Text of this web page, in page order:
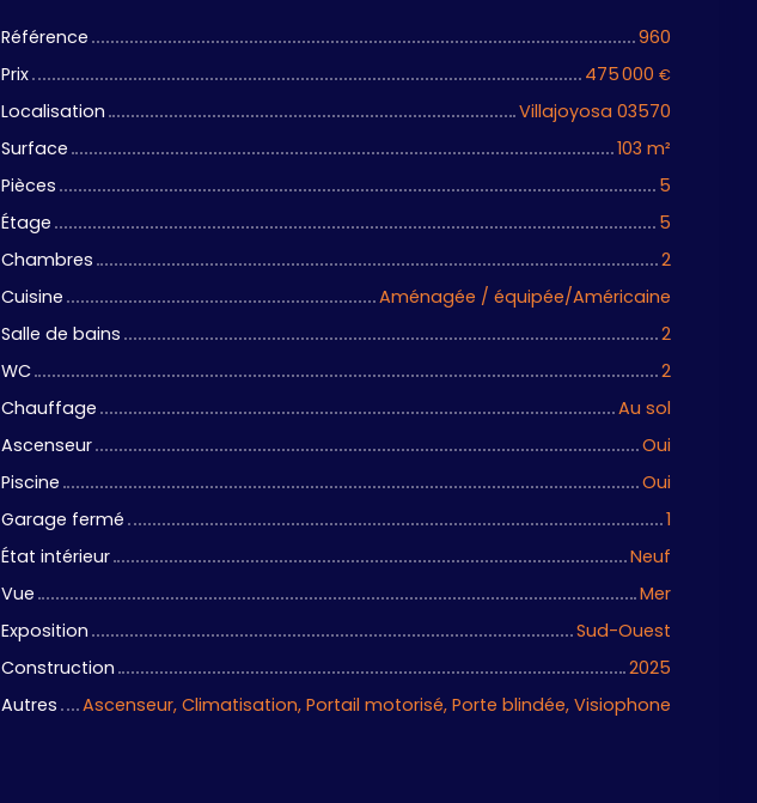
Référence
960
Prix
475 000 €
Localisation
Villajoyosa 03570
Surface
103 m²
Pièces
5
Étage
5
Chambres
2
Cuisine
Aménagée / équipée/Américaine
Salle de bains
2
WC
2
Chauffage
Au sol
Ascenseur
Oui
Piscine
Oui
Garage fermé
1
État intérieur
Neuf
Vue
Mer
Exposition
Sud-Ouest
Construction
2025
Autres
Ascenseur, Climatisation, Portail motorisé, Porte blindée, Visiophone